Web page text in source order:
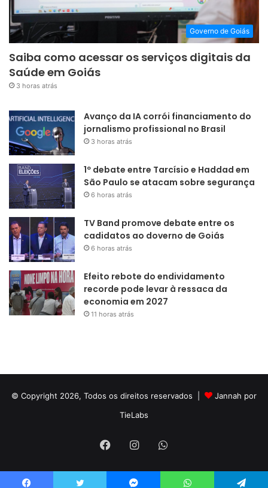
Governo de Goiás
Saiba como acessar os serviços digitais da
Saúde em Goiás
3 horas atrás
Avanço da IA corrói financiamento do
jornalismo profissional no Brasil
3 horas atrás
1º debate entre Tarcísio e Haddad em
São Paulo se atacam sobre segurança
6 horas atrás
TV Band promove debate entre os
cadidatos ao doverno de Goiás
6 horas atrás
Efeito rebote do endividamento
recorde pode levar à ressaca da
economia em 2027
11 horas atrás
© Copyright 2026, Todos os direitos reservados |
Jannah por
TieLabs
FacebookInstagramWhatsApp